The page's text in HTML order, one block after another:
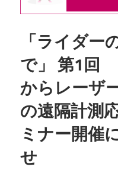
「ライダー
で」 第1回
からレーザ
の遠隔計測
ミナー開催
せ